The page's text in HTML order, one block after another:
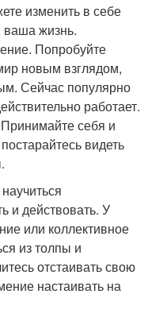
изменить в себе
ваша жизнь.
Попробуйте
новым взглядом,
Сейчас популярно
работает.
себя и
видеть
и действовать. У
или коллективное
из толпы и
отстаивать свою
настаивать на